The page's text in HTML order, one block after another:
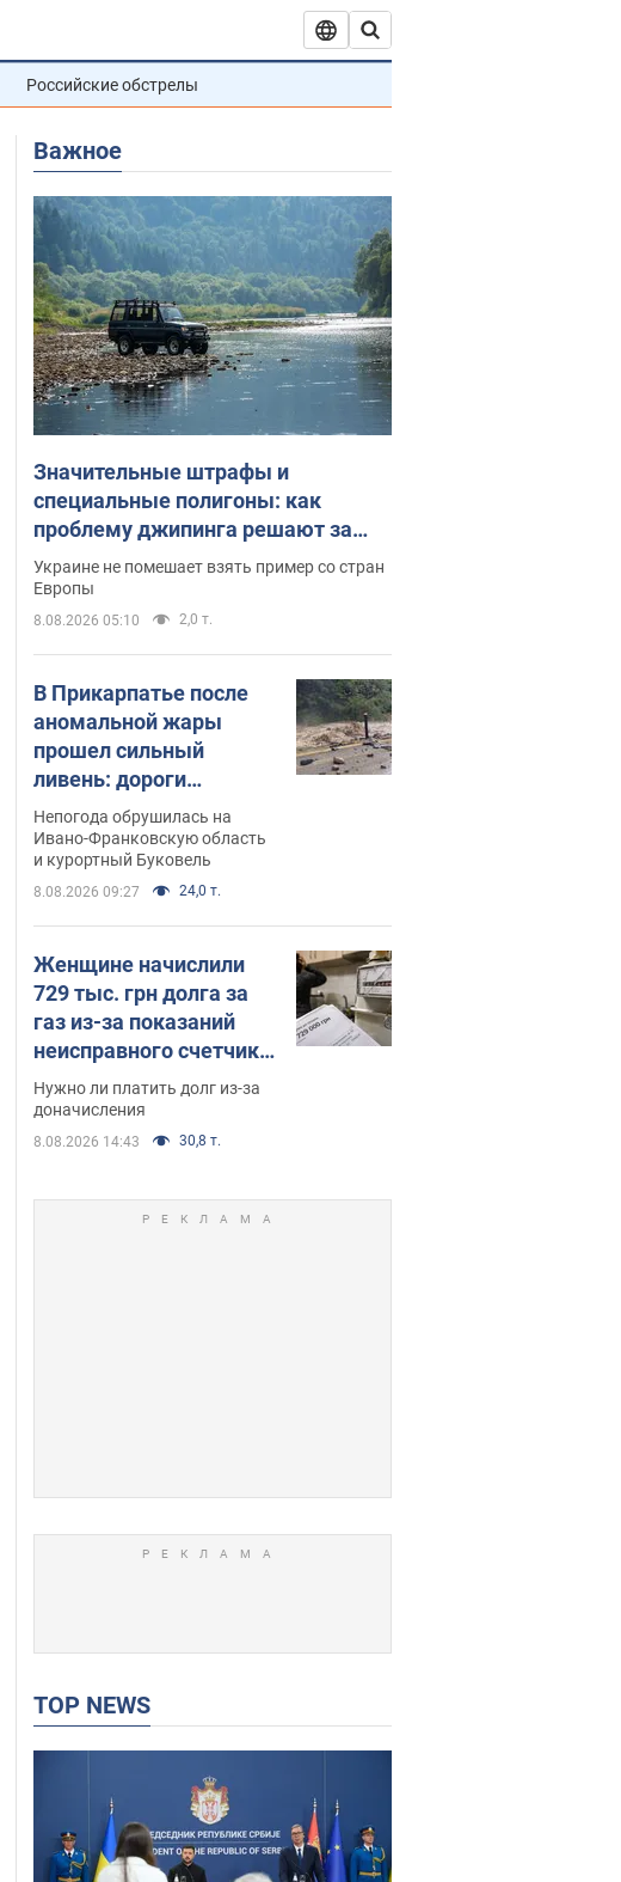
Российские обстрелы
Важное
Значительные штрафы и
специальные полигоны: как
проблему джипинга решают за
границей
Украине не помешает взять пример со стран
Европы
8.08.2026 05:10 2,0 т.
В Прикарпатье после
аномальной жары
прошел сильный
ливень: дороги
превратились в реки.
Видео
Непогода обрушилась на
Ивано-Франковскую область
и курортный Буковель
8.08.2026 09:27 24,0 т.
Женщине начислили
729 тыс. грн долга за
газ из-за показаний
неисправного счетчика:
судья вынес
неожиданное решение
Нужно ли платить долг из-за
доначисления
8.08.2026 14:43 30,8 т.
TOP NEWS